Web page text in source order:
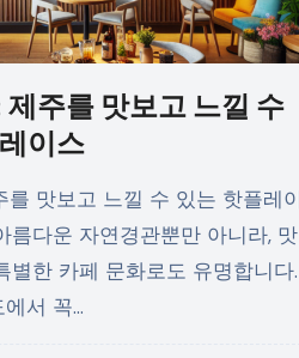
주를 맛보고 느낄 수
이스
름다운 자연경관뿐만 아니라, 맛
별한 카페 문화로도 유명합니다.
서 꼭…